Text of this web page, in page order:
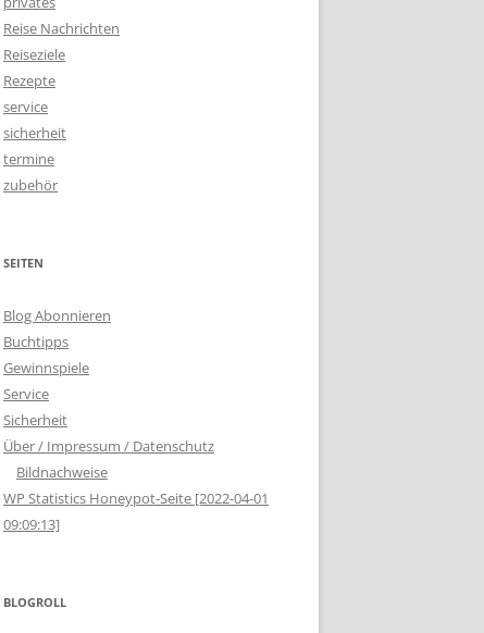
Reise Nachrichten
Reiseziele
Rezepte
service
sicherheit
termine
zubehör
SEITEN
Blog Abonnieren
Buchtipps
Gewinnspiele
Service
Sicherheit
Über / Impressum / Datenschutz
Bildnachweise
WP Statistics Honeypot-Seite [2022-04-01
09:09:13]
BLOGROLL